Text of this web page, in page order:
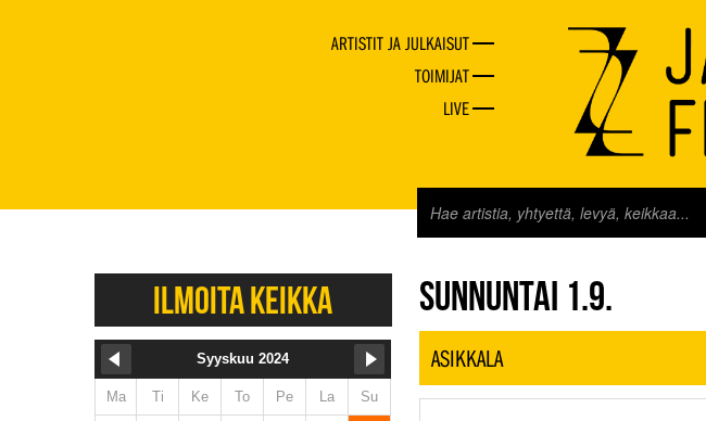
ARTISTIT JA JULKAISUT
TOIMIJAT
LIVE
ILMOITA KEIKKA
Syyskuu 2024
Ma Ti Ke To Pe La Su
JAZZ FINLAND LIVE
SUNNUNTAI 1.9.
ASIKKALA